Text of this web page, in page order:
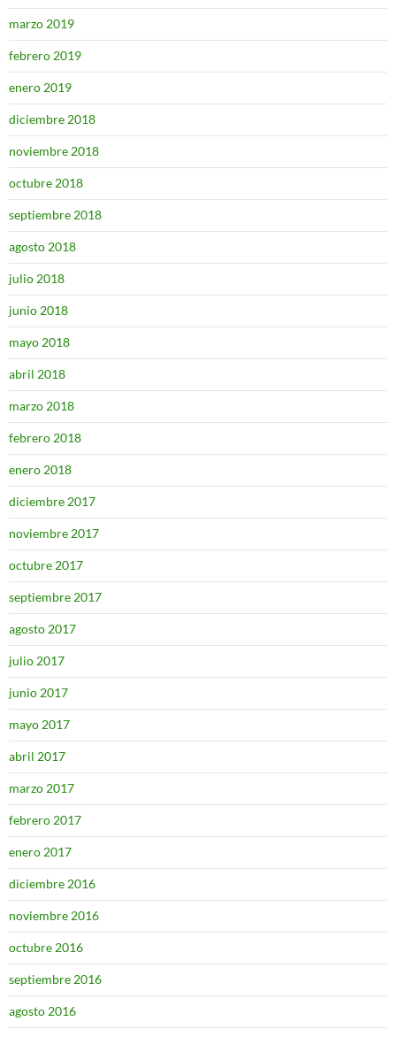
marzo 2019
febrero 2019
enero 2019
diciembre 2018
noviembre 2018
octubre 2018
septiembre 2018
agosto 2018
julio 2018
junio 2018
mayo 2018
abril 2018
marzo 2018
febrero 2018
enero 2018
diciembre 2017
noviembre 2017
octubre 2017
septiembre 2017
agosto 2017
julio 2017
junio 2017
mayo 2017
abril 2017
marzo 2017
febrero 2017
enero 2017
diciembre 2016
noviembre 2016
octubre 2016
septiembre 2016
agosto 2016